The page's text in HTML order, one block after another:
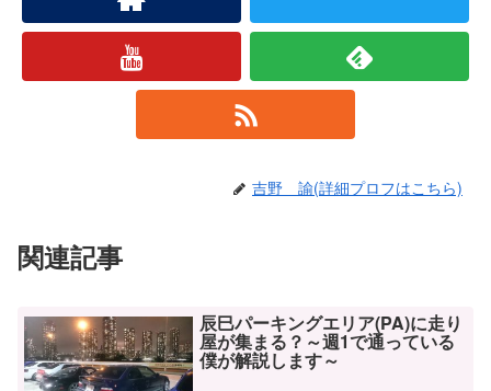
吉野 諭(詳細プロフはこちら)
関連記事
辰巳パーキングエリア(PA)に走り
屋が集まる？～週1で通っている
僕が解説します～